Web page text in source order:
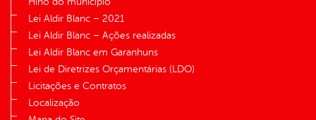
Lei Aldir Blanc – 2021
Lei Aldir Blanc – Ações realizadas
Lei Aldir Blanc em Garanhuns
Lei de Diretrizes Orçamentárias (LDO)
Licitações e Contratos
Localização